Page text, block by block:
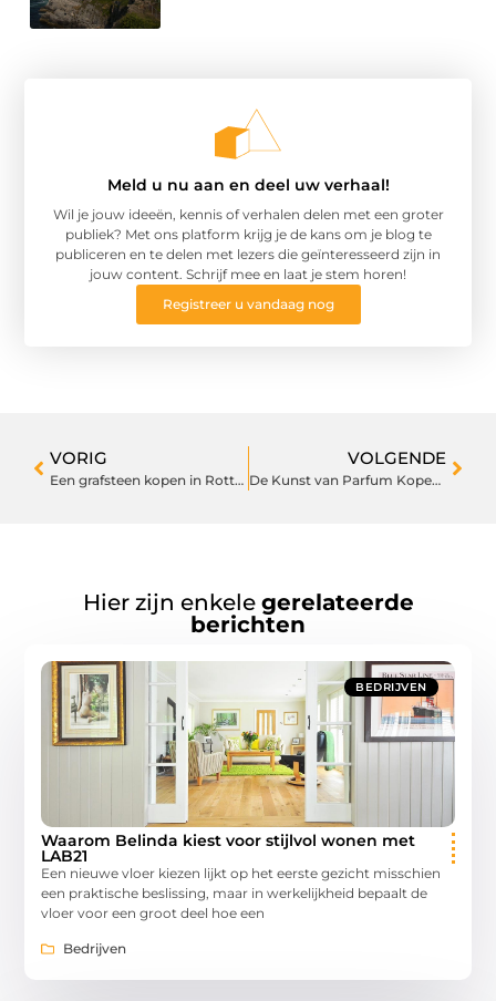
Meld u nu aan en deel uw verhaal!
Wil je jouw ideeën, kennis of verhalen delen met een groter
publiek? Met ons platform krijg je de kans om je blog te
publiceren en te delen met lezers die geïnteresseerd zijn in
jouw content. Schrijf mee en laat je stem horen!
Registreer u vandaag nog
VORIG
Een grafsteen kopen in Rotterdam doe je bij Andersgedenkmonumenten
VOLGENDE
De Kunst van Parfum Kopen: Begrijp het Verschil
Hier zijn enkele gerelateerde
berichten
BEDRIJVEN
Waarom Belinda kiest voor stijlvol wonen met
LAB21
Een nieuwe vloer kiezen lijkt op het eerste gezicht misschien
een praktische beslissing, maar in werkelijkheid bepaalt de
vloer voor een groot deel hoe een
Bedrijven